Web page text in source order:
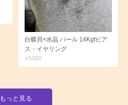
白蝶貝×水晶 パール 14Kgfピア
ス・イヤリング
¥5,500
もっと見る